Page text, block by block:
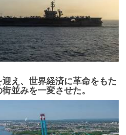
え、世界経済に革命をもた
並みを一変させた。